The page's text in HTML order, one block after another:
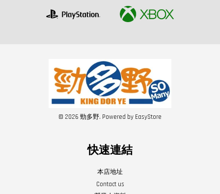
© 2026 勁多野. Powered by EasyStore
快速連結
本店地址
Contact us